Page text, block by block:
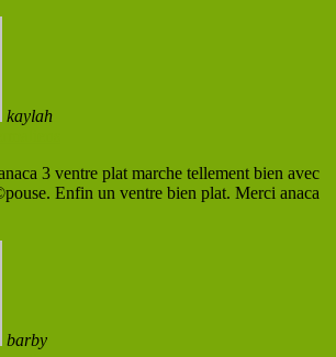
kaylah
3 ventre plat marche tellement bien avec
Enfin un ventre bien plat. Merci anaca
barby